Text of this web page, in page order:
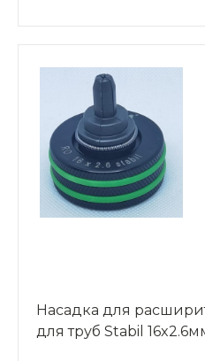
Насадка для
для труб Stabil